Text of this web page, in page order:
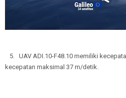
5. UAV ADI.10-F48.10 memiliki
kecepatan maksimal 37 m/detik.